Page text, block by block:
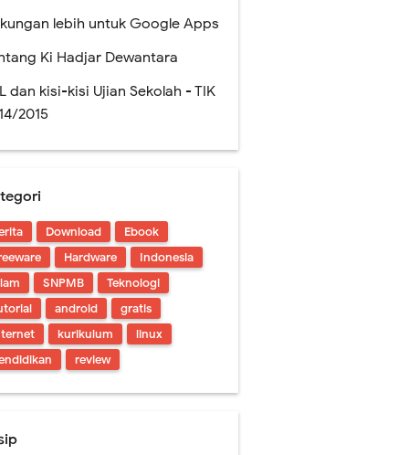
lebih untuk Google Apps
Ki Hadjar Dewantara
dan kisi-kisi Ujian Sekolah - TIK
2015
Download
Ebook
Hardware
Indonesia
SNPMB
Teknologi
android
gratis
kurikulum
linux
review